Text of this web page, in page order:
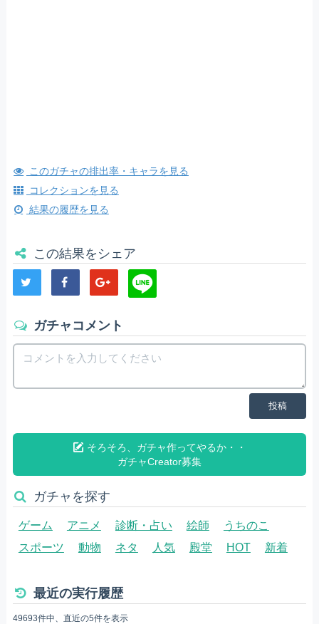
このガチャの排出率・キャラを見る
コレクションを見る
結果の履歴を見る
この結果をシェア
ガチャコメント
投稿
そろそろ、ガチャ作ってやるか・・
ガチャCreator募集
ガチャを探す
ゲーム アニメ 診断・占い 絵師
うちのこ
スポーツ
動物 ネタ 人気 殿堂 HOT 新着
最近の実行履歴
49693件中、直近の5件を表示